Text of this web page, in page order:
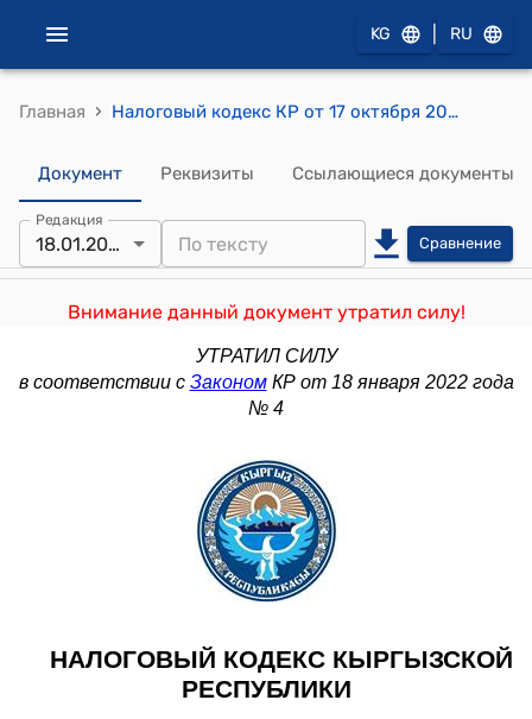
KG RU
Главная › Налоговый кодекс КР от 17 октября 2008 года № 230
Документ Реквизиты Ссылающиеся документы
Редакция
18.01.2022 Сравнение
Внимание данный документ утратил силу!